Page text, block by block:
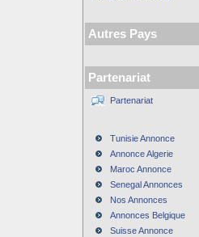
Autres Pays
Partenariat
Partenariat
Tunisie Annonce
Annonce Algerie
Maroc Annonce
Senegal Annonces
Nos Annonces
Annonces Belgique
Suisse Annonce